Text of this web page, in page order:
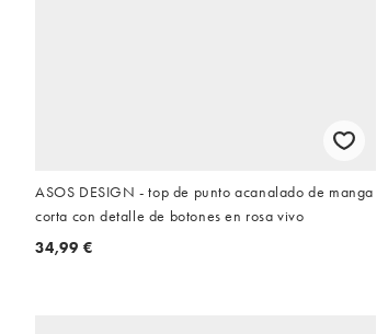
ASOS DESIGN - top de punto acanalado de manga
corta con detalle de botones en rosa vivo
34,99 €